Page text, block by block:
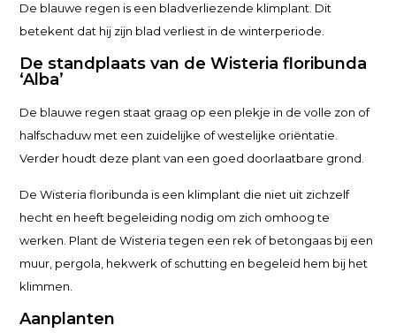
De blauwe regen is een bladverliezende klimplant. Dit
betekent dat hij zijn blad verliest in de winterperiode.
De standplaats van de Wisteria floribunda
‘Alba’
De blauwe regen staat graag op een plekje in de volle zon of
halfschaduw met een zuidelijke of westelijke oriëntatie.
Verder houdt deze plant van een goed doorlaatbare grond.
De Wisteria floribunda is een klimplant die niet uit zichzelf
hecht en heeft begeleiding nodig om zich omhoog te
werken. Plant de Wisteria tegen een rek of betongaas bij een
muur, pergola, hekwerk of schutting en begeleid hem bij het
klimmen.
Aanplanten